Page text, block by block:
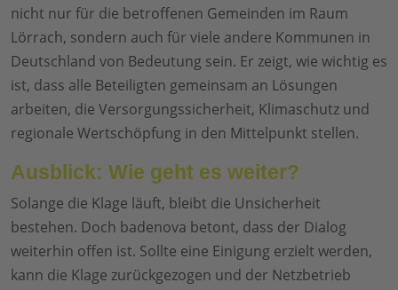
nicht nur für die betroffenen Gemeinden im Raum
Lörrach, sondern auch für viele andere Kommunen in
Deutschland von Bedeutung sein. Er zeigt, wie wichtig es
ist, dass alle Beteiligten gemeinsam an Lösungen
arbeiten, die Versorgungssicherheit, Klimaschutz und
regionale Wertschöpfung in den Mittelpunkt stellen.
Ausblick: Wie geht es weiter?
Solange die Klage läuft, bleibt die Unsicherheit
bestehen. Doch badenova betont, dass der Dialog
weiterhin offen ist. Sollte eine Einigung erzielt werden,
kann die Klage zurückgezogen und der Netzbetrieb